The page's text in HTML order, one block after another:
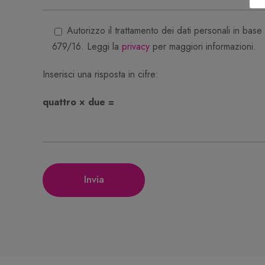
Autorizzo il trattamento dei dati personali in
679/16. Leggi la privacy per maggiori informazioni.
Inserisci una risposta in cifre:
quattro × due =